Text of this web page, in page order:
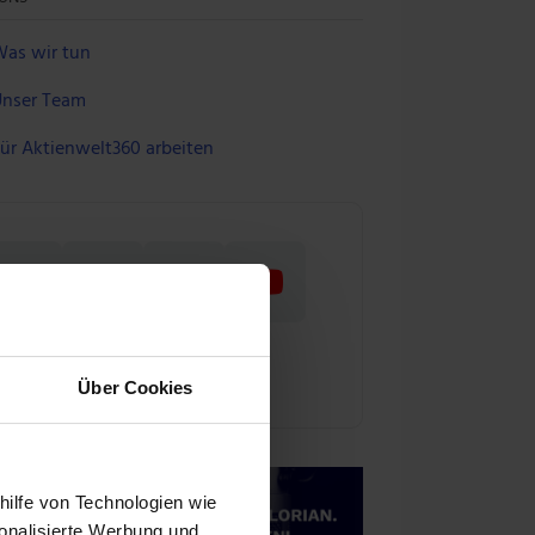
Über Cookies
von Technologien wie
Werbung und
wir tun
Team
Aktienwelt360 arbeiten